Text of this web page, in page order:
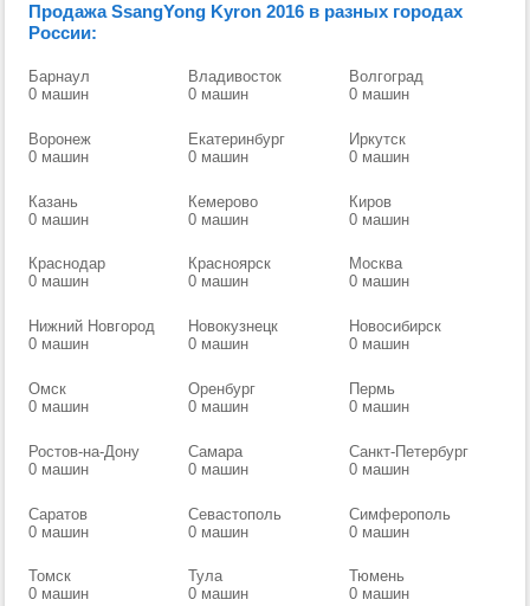
Продажа SsangYong Kyron 2016 в разных городах
России:
Барнаул
0 машин
Владивосток
0 машин
Волгоград
0 машин
Воронеж
0 машин
Екатеринбург
0 машин
Иркутск
0 машин
Казань
0 машин
Кемерово
0 машин
Киров
0 машин
Краснодар
0 машин
Красноярск
0 машин
Москва
0 машин
Нижний Новгород
0 машин
Новокузнецк
0 машин
Новосибирск
0 машин
Омск
0 машин
Оренбург
0 машин
Пермь
0 машин
Ростов-на-Дону
0 машин
Самара
0 машин
Санкт-Петербург
0 машин
Саратов
0 машин
Севастополь
0 машин
Симферополь
0 машин
Томск
0 машин
Тула
0 машин
Тюмень
0 машин